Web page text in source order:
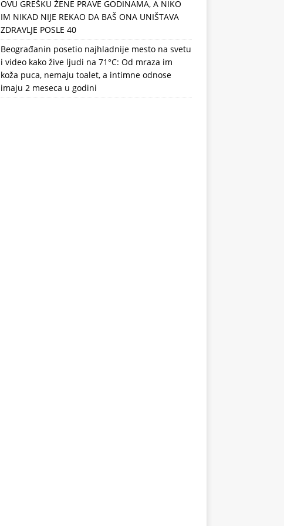
OVU GREŠKU ŽENE PRAVE GODINAMA, A NIKO
IM NIKAD NIJE REKAO DA BAŠ ONA UNIŠTAVA
ZDRAVLJE POSLE 40
Beograđanin posetio najhladnije mesto na svetu
i video kako žive ljudi na 71°C: Od mraza im
koža puca, nemaju toalet, a intimne odnose
imaju 2 meseca u godini